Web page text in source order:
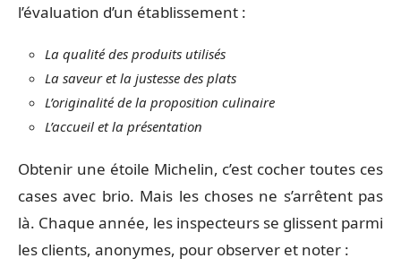
l’évaluation d’un établissement :
La qualité des produits utilisés
La saveur et la justesse des plats
L’originalité de la proposition culinaire
L’accueil et la présentation
Obtenir une étoile Michelin, c’est cocher toutes ces
cases avec brio. Mais les choses ne s’arrêtent pas
là. Chaque année, les inspecteurs se glissent parmi
les clients, anonymes, pour observer et noter :